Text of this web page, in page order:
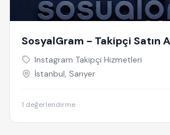
SosyalGram - Takipçi Satın
Instagram Takipçi Hizmetleri
İstanbul, Sarıyer
1 değerlendirme